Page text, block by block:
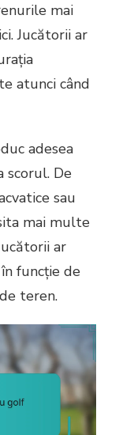
mai
Jucătorii ar
atunci când
adesea
scorul. De
sau
mai multe
ar
funcție de
teren.